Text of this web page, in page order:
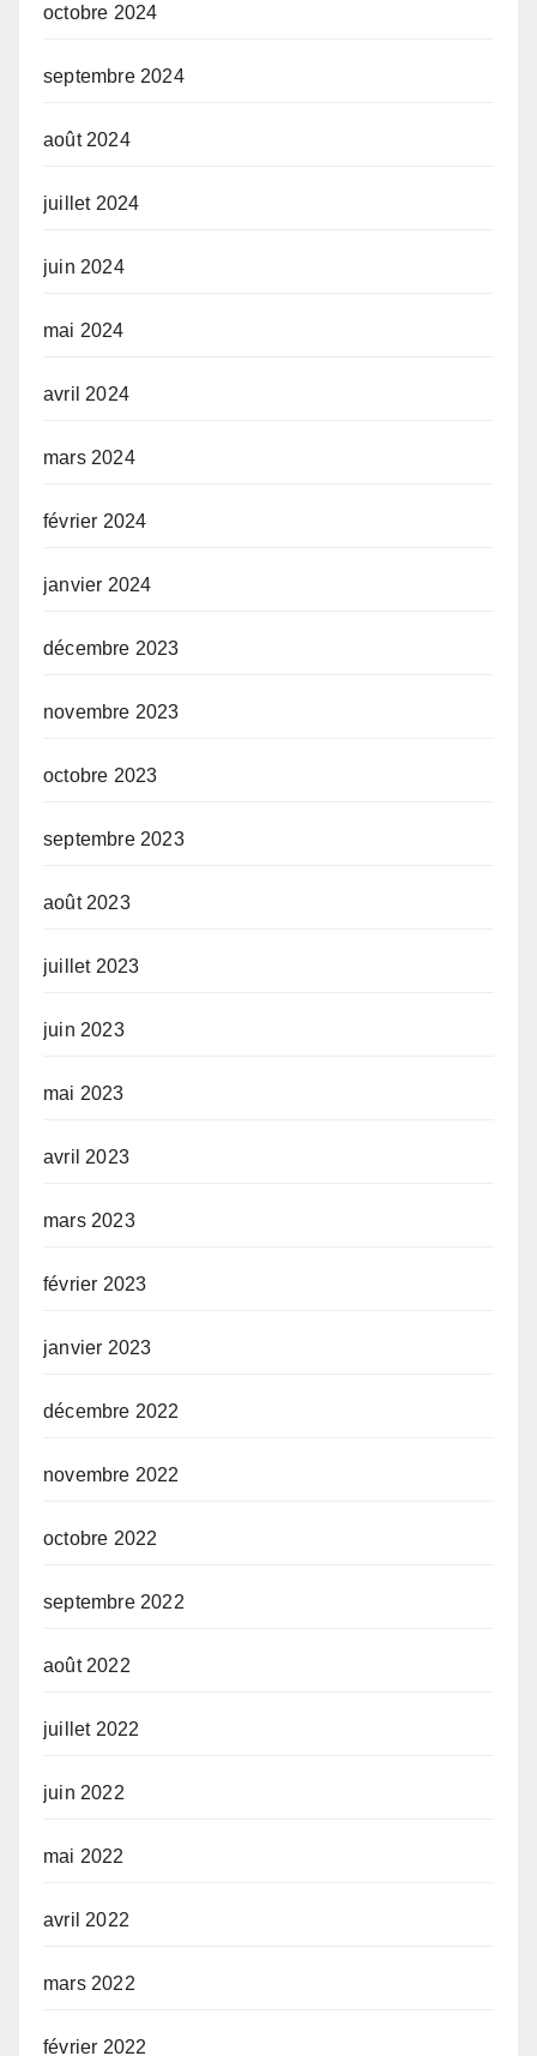
octobre 2024
septembre 2024
août 2024
juillet 2024
juin 2024
mai 2024
avril 2024
mars 2024
février 2024
janvier 2024
décembre 2023
novembre 2023
octobre 2023
septembre 2023
août 2023
juillet 2023
juin 2023
mai 2023
avril 2023
mars 2023
février 2023
janvier 2023
décembre 2022
novembre 2022
octobre 2022
septembre 2022
août 2022
juillet 2022
juin 2022
mai 2022
avril 2022
mars 2022
février 2022